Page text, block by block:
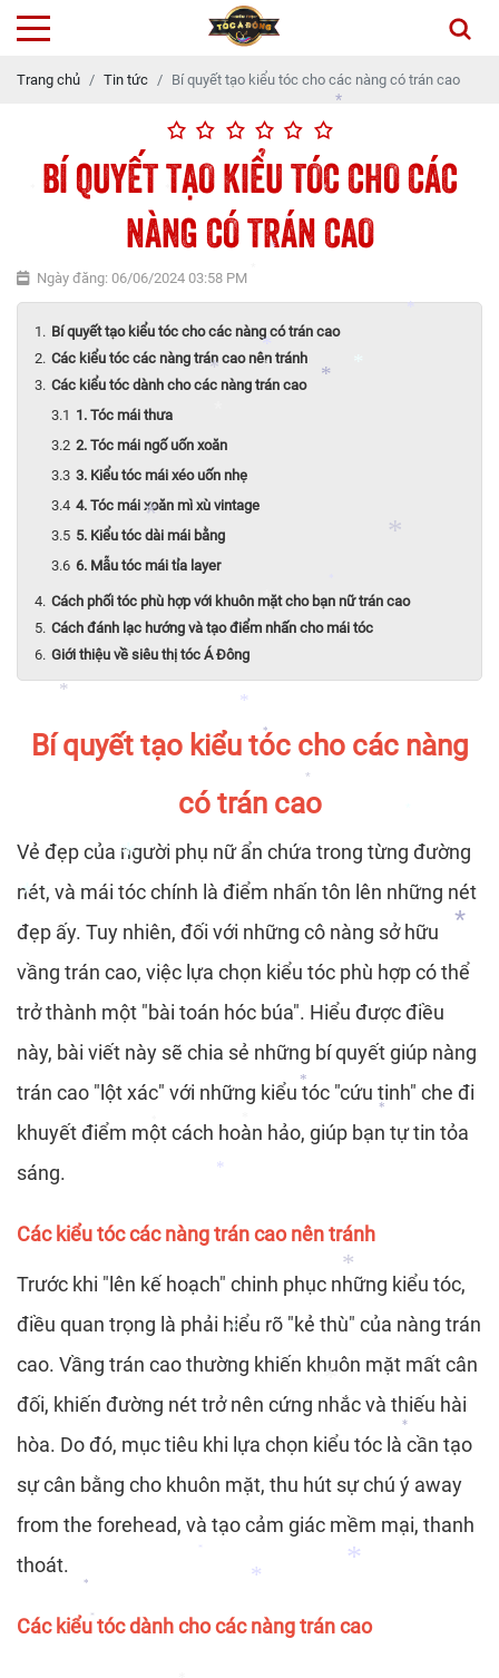
*
*
*
*
*
*
*
*
*
*
*
*
*
*
*
*
Trang chủ Tin tức Bí quyết tạo kiểu tóc cho các nàng có trán cao
BÍ QUYẾT TẠO KIỂU TÓC CHO CÁC
NÀNG CÓ TRÁN CAO
Ngày đăng: 06/06/2024 03:58 PM
Bí quyết tạo kiểu tóc cho các nàng có trán cao
Các kiểu tóc các nàng trán cao nên tránh
Các kiểu tóc dành cho các nàng trán cao
1. Tóc mái thưa
2. Tóc mái ngố uốn xoăn
3. Kiểu tóc mái xéo uốn nhẹ
4. Tóc mái xoăn mì xù vintage
5. Kiểu tóc dài mái bằng
6. Mẫu tóc mái tỉa layer
Cách phối tóc phù hợp với khuôn mặt cho bạn nữ trán cao
Cách đánh lạc hướng và tạo điểm nhấn cho mái tóc
Giới thiệu về siêu thị tóc Á Đông
Bí quyết tạo kiểu tóc cho các nàng
có trán cao
Vẻ đẹp của người phụ nữ ẩn chứa trong từng đường
nét, và mái tóc chính là điểm nhấn tôn lên những nét
đẹp ấy. Tuy nhiên, đối với những cô nàng sở hữu
vầng trán cao, việc lựa chọn kiểu tóc phù hợp có thể
trở thành một "bài toán hóc búa". Hiểu được điều
này, bài viết này sẽ chia sẻ những bí quyết giúp nàng
trán cao "lột xác" với những kiểu tóc "cứu tinh" che đi
khuyết điểm một cách hoàn hảo, giúp bạn tự tin tỏa
sáng.
Các kiểu tóc các nàng trán cao nên tránh
Trước khi "lên kế hoạch" chinh phục những kiểu tóc,
điều quan trọng là phải hiểu rõ "kẻ thù" của nàng trán
cao. Vầng trán cao thường khiến khuôn mặt mất cân
đối, khiến đường nét trở nên cứng nhắc và thiếu hài
hòa. Do đó, mục tiêu khi lựa chọn kiểu tóc là cần tạo
sự cân bằng cho khuôn mặt, thu hút sự chú ý away
from the forehead, và tạo cảm giác mềm mại, thanh
thoát.
Các kiểu tóc dành cho các nàng trán cao